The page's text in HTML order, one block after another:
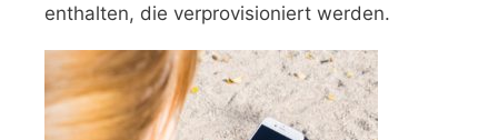
enthalten, die verprovisioniert werden.